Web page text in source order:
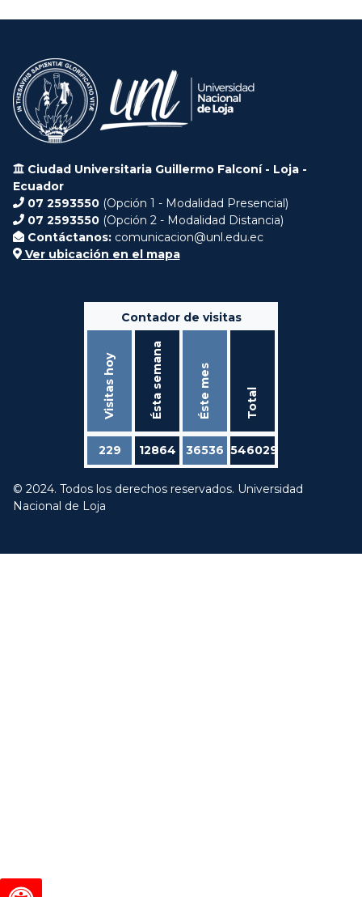
Ciudad Universitaria Guillermo Falconí - Loja -
Ecuador
07 2593550 (Opción 1 - Modalidad Presencial)
07 2593550 (Opción 2 - Modalidad Distancia)
Contáctanos: comunicacion@unl.edu.ec
Ver ubicación en el mapa
Contador de visitas
Visitas hoy Ésta semana Éste mes Total
229 12864 36536 546029
© 2024. Todos los derechos reservados. Universidad
Nacional de Loja